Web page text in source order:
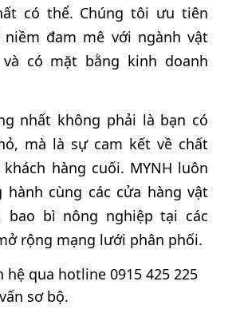
có thể. Chúng tôi ưu tiên
đam mê với ngành vật
có mặt bằng kinh doanh
nhất không phải là bạn có
mà là sự cam kết về chất
hàng cuối. MYNH luôn
hành cùng các cửa hàng vật
bao bì nông nghiệp tại các
rộng mạng lưới phân phối.
hệ qua hotline 0915 425 225
sơ bộ.